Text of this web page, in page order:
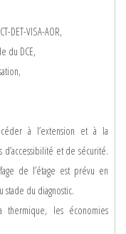
DET-VISA-AOR,
du DCE,
à l’extension et à la
et de sécurité.
de l’étage est prévu en
du diagnostic.
thermique, les économies